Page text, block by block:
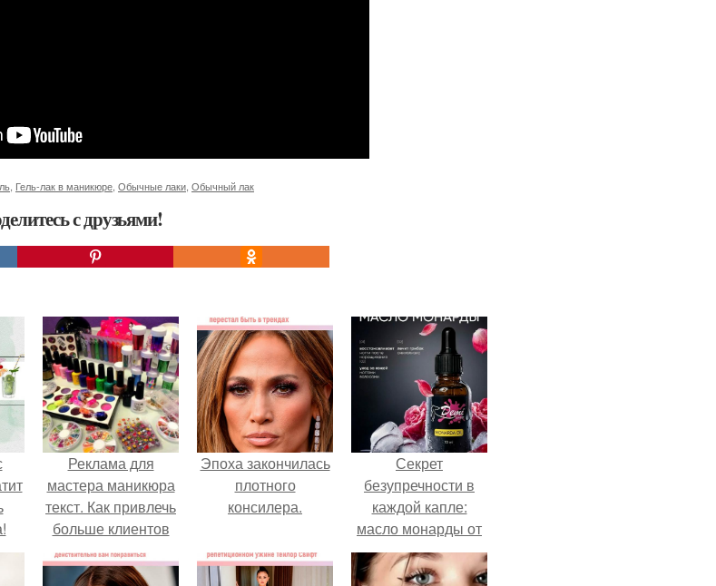
Гель-лак в маникюре Обычные лаки Обычный лак
с друзьями!
Реклама для
мастера маникюра
текст. Как привлечь
больше клиентов
на маникюр
Эпоха закончилась
плотного
консилера.
Секрет
безупречности в
каждой капле:
масло монарды от
Demi Sweet.